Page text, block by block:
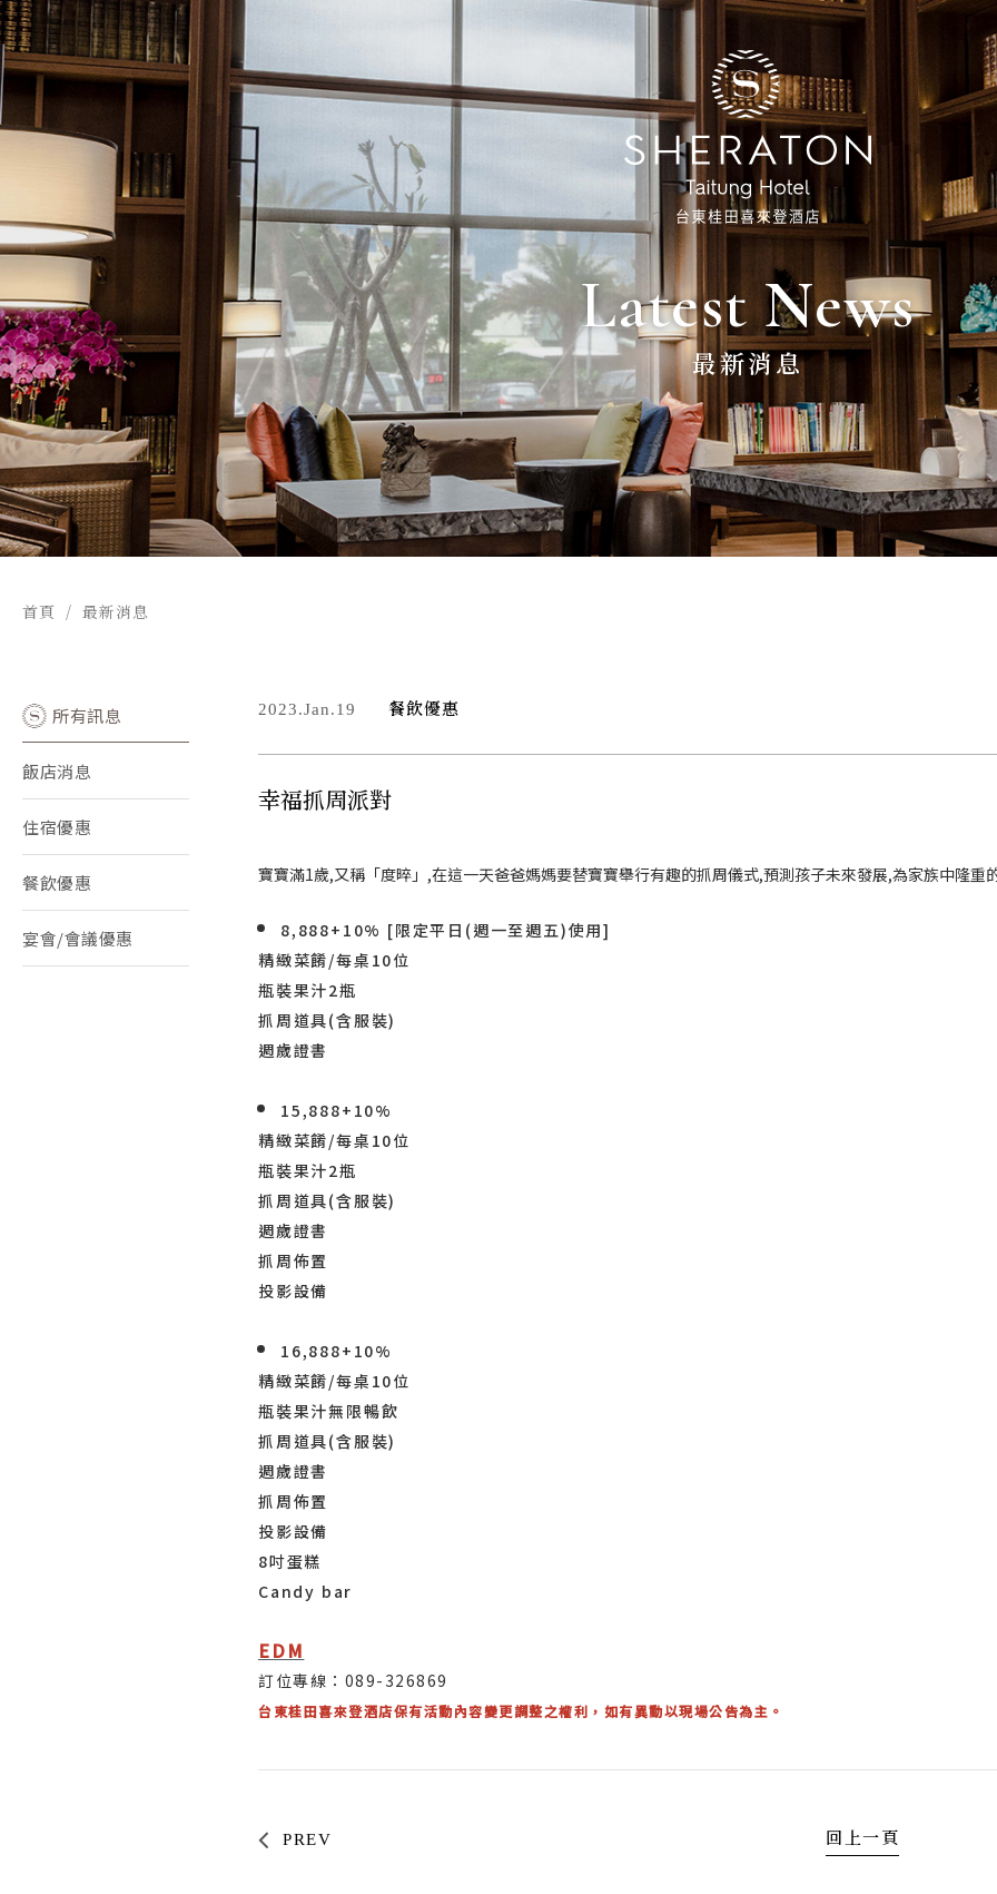
Latest News
最新消息
首頁 最新消息
所有訊息
飯店消息
住宿優惠
餐飲優惠
宴會/會議優惠
2023.Jan.19 餐飲優惠
幸福抓周派對
寶寶滿1歲,又稱「度晬」,在這一天爸爸媽媽要替寶寶舉行有趣的抓周儀式,預測孩子未來發展,為家族中隆重
8,888+10% [限定平日(週一至週五)使用]
精緻菜餚/每桌10位
瓶裝果汁2瓶
抓周道具(含服裝)
週歲證書
15,888+10%
精緻菜餚/每桌10位
瓶裝果汁2瓶
抓周道具(含服裝)
週歲證書
抓周佈置
投影設備
16,888+10%
精緻菜餚/每桌10位
瓶裝果汁無限暢飲
抓周道具(含服裝)
週歲證書
抓周佈置
投影設備
8吋蛋糕
Candy bar
EDM
訂位專線：089-326869
台東桂田喜來登酒店保有活動內容變更調整之權利，如有異動以現場公告為主。
PREV 回上一頁